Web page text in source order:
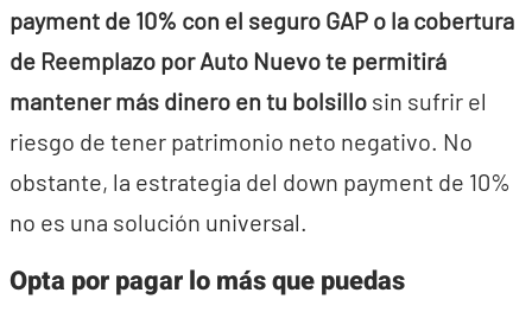
payment de 10% con el seguro GAP o la cobertura
de Reemplazo por Auto Nuevo te permitirá
mantener más dinero en tu bolsillo sin sufrir el
riesgo de tener patrimonio neto negativo. No
obstante, la estrategia del down payment de 10%
no es una solución universal.
Opta por pagar lo más que puedas